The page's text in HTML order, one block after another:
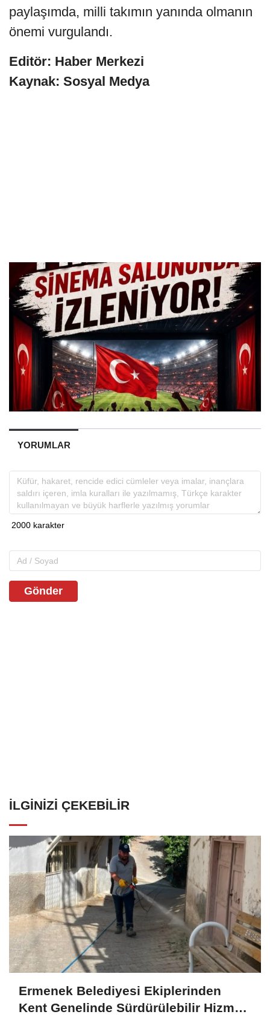
paylaşımda, milli takımın yanında olmanın
önemi vurgulandı.
Editör: Haber Merkezi
Kaynak: Sosyal Medya
YORUMLAR
Gönder
İLGINIZI ÇEKEBILIR
Ermenek Belediyesi Ekiplerinden
Kent Genelinde Sürdürülebilir Hizmet